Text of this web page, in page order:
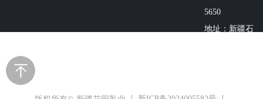
5650
地址：新疆石